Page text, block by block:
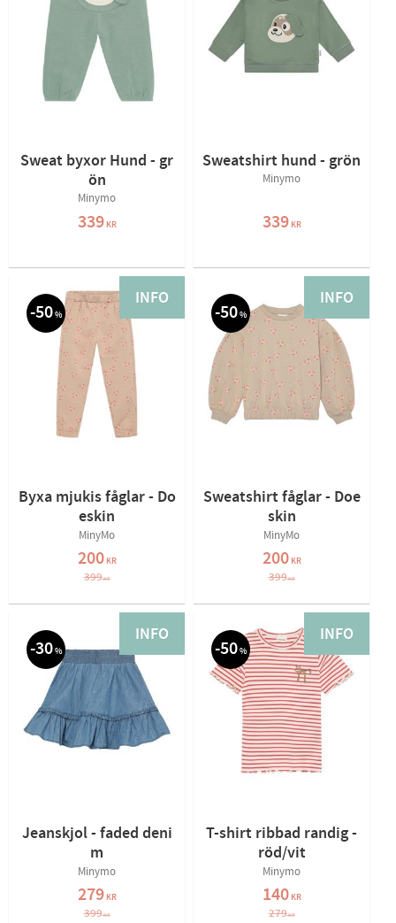
Sweat byxor Hund - gr
ön
Minymo
339KR
Sweatshirt hund - grön
Minymo
339KR
Byxa mjukis fåglar - Do
eskin
MinyMo
200KR
399KR
50%
INFO
Sweatshirt fåglar - Doe
skin
MinyMo
200KR
399KR
50%
INFO
Jeanskjol - faded deni
m
Minymo
279KR
399KR
30%
INFO
T-shirt ribbad randig -
röd/vit
Minymo
140KR
279KR
50%
INFO